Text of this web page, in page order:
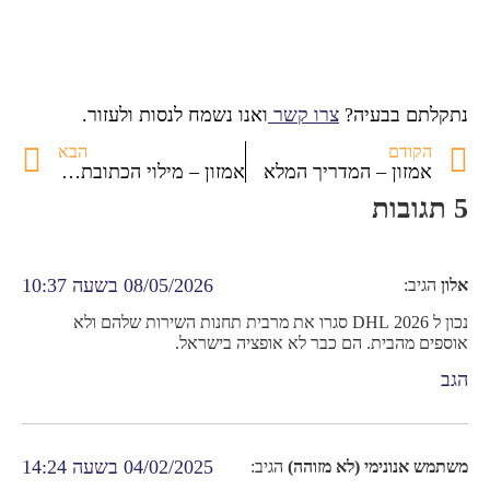
נתקלתם בבעיה? צרו קשר ואנו נשמח לנסות ולעזור.
הקודם
אמזון – המדריך המלא
הבא
אמזון – מילוי הכתובת למשלוח
5 תגובות
אלון הגיב: 08/05/2026 בשעה 10:37
נכון ל 2026 DHL סגרו את מרבית תחנות השירות שלהם ולא
אוספים מהבית. הם כבר לא אופציה בישראל.
הגב
משתמש אנונימי (לא מזוהה) הגיב: 04/02/2025 בשעה 14:24